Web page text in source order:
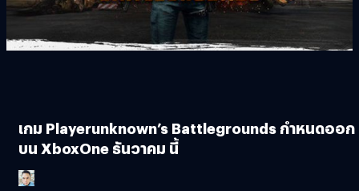
เกม Playerunknown’s Battlegrounds กำหนดออก
บน XboxOne ธันวาคม นี้